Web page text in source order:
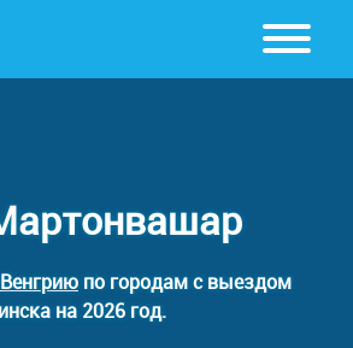
по городам с выездом
на 2026 год.